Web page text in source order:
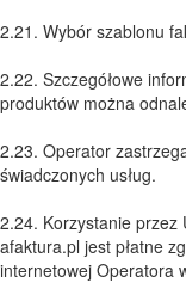
2.21. Wybór szablonu
2.22. Szczegółowe
produktów można
2.23. Operator
świadczonych usług.
2.24. Korzystanie przez
afaktura.pl jest płatne
internetowej Operatora